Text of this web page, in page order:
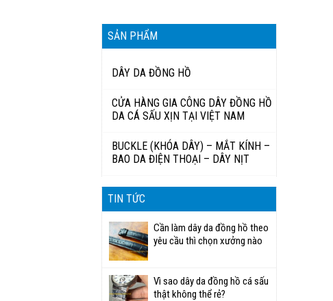
SẢN PHẨM
DÂY DA ĐỒNG HỒ
CỬA HÀNG GIA CÔNG DÂY ĐỒNG HỒ
DA CÁ SẤU XỊN TẠI VIỆT NAM
BUCKLE (KHÓA DÂY) – MẮT KÍNH –
BAO DA ĐIỆN THOẠI – DÂY NỊT
TIN TỨC
Cần làm dây da đồng hồ theo
yêu cầu thì chọn xưởng nào
Vì sao dây da đồng hồ cá sấu
thật không thể rẻ?